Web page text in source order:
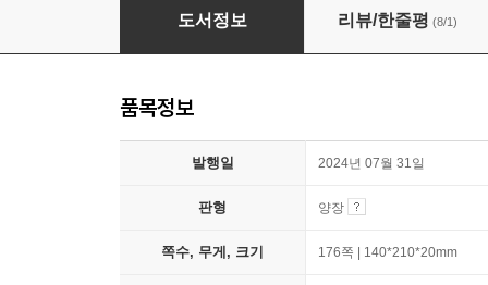
안중근 자서전
도서정보 리뷰/한줄평 (8/1)
품목정보
발행일 2024년 07월 31일
판형 양장
쪽수, 무게, 크기 176쪽 | 140*210*20mm